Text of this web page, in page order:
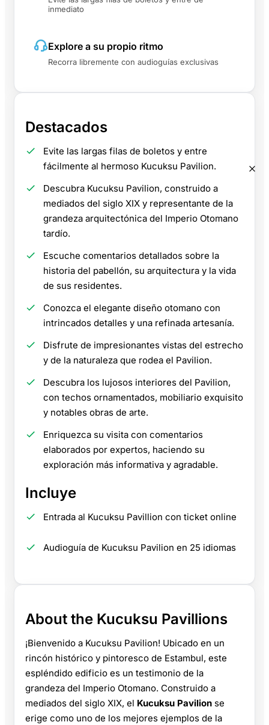
inmediato
Explore a su propio ritmo
Recorra libremente con audioguías exclusivas
Destacados
Evite las largas filas de boletos y entre
fácilmente al hermoso Kucuksu Pavilion.
Descubra Kucuksu Pavilion, construido a
mediados del siglo XIX y representante de la
grandeza arquitectónica del Imperio Otomano
tardío.
Escuche comentarios detallados sobre la
historia del pabellón, su arquitectura y la vida
de sus residentes.
Conozca el elegante diseño otomano con
intrincados detalles y una refinada artesanía.
Disfrute de impresionantes vistas del estrecho
y de la naturaleza que rodea el Pavilion.
Descubra los lujosos interiores del Pavilion,
con techos ornamentados, mobiliario exquisito
y notables obras de arte.
Enriquezca su visita con comentarios
elaborados por expertos, haciendo su
exploración más informativa y agradable.
Incluye
Entrada al Kucuksu Pavillion con ticket online
Audioguía de Kucuksu Pavilion en 25 idiomas
About the Kucuksu Pavillions
¡Bienvenido a Kucuksu Pavilion! Ubicado en un
rincón histórico y pintoresco de Estambul, este
espléndido edificio es un testimonio de la
grandeza del Imperio Otomano. Construido a
mediados del siglo XIX, el Kucuksu Pavilion se
erige como uno de los mejores ejemplos de la